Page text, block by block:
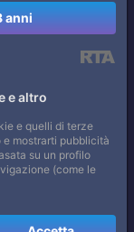
Compliance
foto, video o
verifiche al fine
e non violare i
Per segnalare
del materiale
alla
diritti di terzi.
2026. Tutti i diritti
anni
e altro
e quelli di terze
e mostrarti pubblicità
su un profilo
(come le